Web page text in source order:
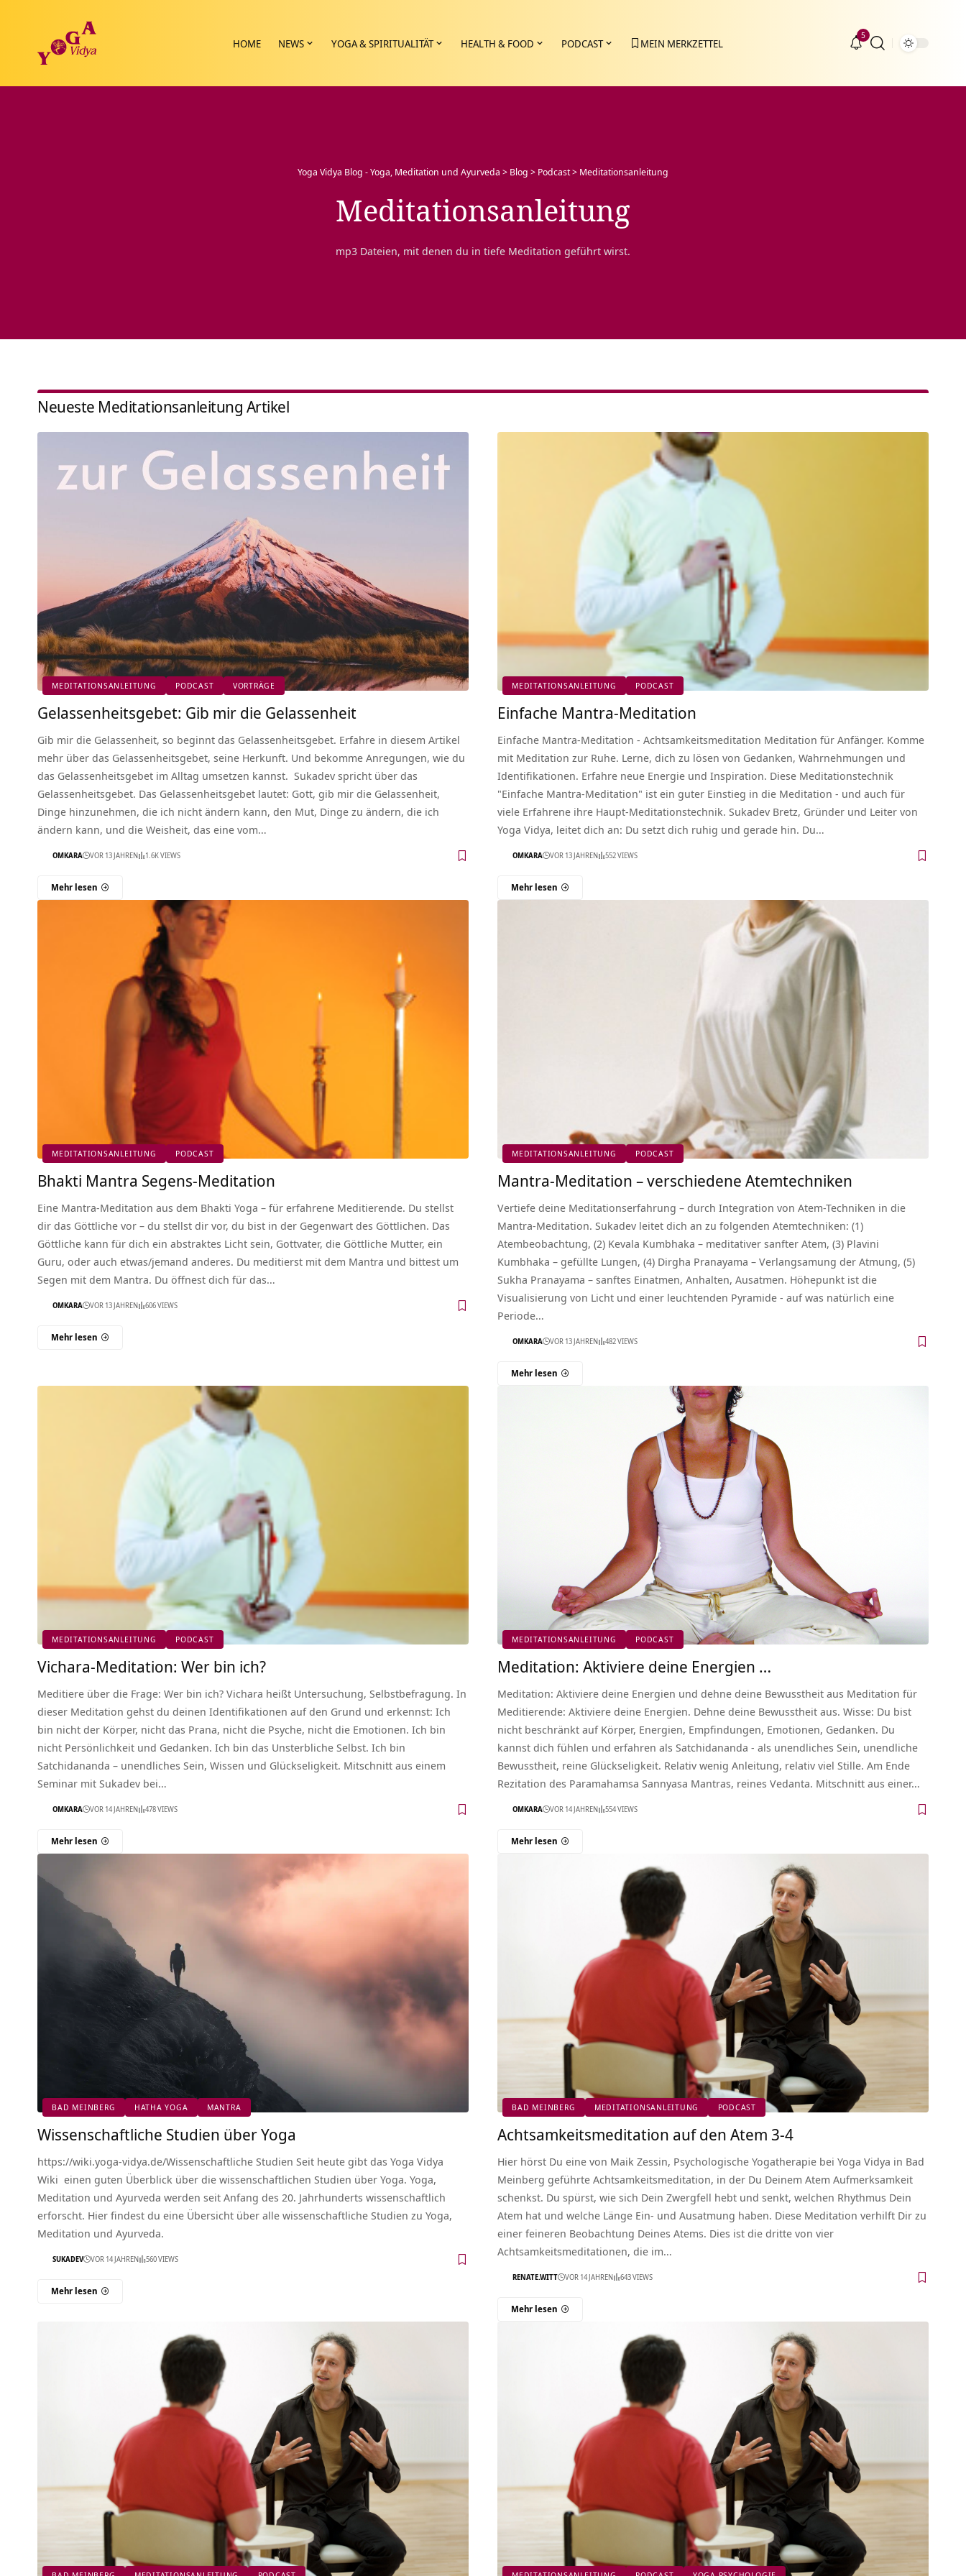
HOME NEWS YOGA & SPIRITUALITÄT HEALTH & FOOD PODCAST MEIN MERKZETTEL
5
Yoga Vidya Blog - Yoga, Meditation und Ayurveda > Blog > Podcast> Meditationsanleitung
Meditationsanleitung
mp3 Dateien, mit denen du in tiefe Meditation geführt wirst.
Neueste Meditationsanleitung Artikel
MEDITATIONSANLEITUNG PODCAST VORTRÄGE
Gelassenheitsgebet: Gib mir die Gelassenheit
Gib mir die Gelassenheit, so beginnt das Gelassenheitsgebet. Erfahre in diesem Artikel
mehr über das Gelassenheitsgebet, seine Herkunft. Und bekomme Anregungen, wie du
das Gelassenheitsgebet im Alltag umsetzen kannst. Sukadev spricht über das
Gelassenheitsgebet. Das Gelassenheitsgebet lautet: Gott, gib mir die Gelassenheit,
Dinge hinzunehmen, die ich nicht ändern kann, den Mut, Dinge zu ändern, die ich
ändern kann, und die Weisheit, das eine vom…
OMKARA VOR 13 JAHREN 1.6K VIEWS
Mehr lesen
MEDITATIONSANLEITUNG PODCAST
Einfache Mantra-Meditation
Einfache Mantra-Meditation - Achtsamkeitsmeditation Meditation für Anfänger. Komme
mit Meditation zur Ruhe. Lerne, dich zu lösen von Gedanken, Wahrnehmungen und
Identifikationen. Erfahre neue Energie und Inspiration. Diese Meditationstechnik
"Einfache Mantra-Meditation" ist ein guter Einstieg in die Meditation - und auch für
viele Erfahrene ihre Haupt-Meditationstechnik. Sukadev Bretz, Gründer und Leiter von
Yoga Vidya, leitet dich an: Du setzt dich ruhig und gerade hin. Du…
OMKARA VOR 13 JAHREN 552 VIEWS
Mehr lesen
MEDITATIONSANLEITUNG PODCAST
Bhakti Mantra Segens-Meditation
Eine Mantra-Meditation aus dem Bhakti Yoga – für erfahrene Meditierende. Du stellst
dir das Göttliche vor – du stellst dir vor, du bist in der Gegenwart des Göttlichen. Das
Göttliche kann für dich ein abstraktes Licht sein, Gottvater, die Göttliche Mutter, ein
Guru, oder auch etwas/jemand anderes. Du meditierst mit dem Mantra und bittest um
Segen mit dem Mantra. Du öffnest dich für das…
OMKARA VOR 13 JAHREN 606 VIEWS
Mehr lesen
MEDITATIONSANLEITUNG PODCAST
Mantra-Meditation – verschiedene Atemtechniken
Vertiefe deine Meditationserfahrung – durch Integration von Atem-Techniken in die
Mantra-Meditation. Sukadev leitet dich an zu folgenden Atemtechniken: (1)
Atembeobachtung, (2) Kevala Kumbhaka – meditativer sanfter Atem, (3) Plavini
Kumbhaka – gefüllte Lungen, (4) Dirgha Pranayama – Verlangsamung der Atmung, (5)
Sukha Pranayama – sanftes Einatmen, Anhalten, Ausatmen. Höhepunkt ist die
Visualisierung von Licht und einer leuchtenden Pyramide - auf was natürlich eine
Periode…
OMKARA VOR 13 JAHREN 482 VIEWS
Mehr lesen
MEDITATIONSANLEITUNG PODCAST
Vichara-Meditation: Wer bin ich?
Meditiere über die Frage: Wer bin ich? Vichara heißt Untersuchung, Selbstbefragung. In
dieser Meditation gehst du deinen Identifikationen auf den Grund und erkennst: Ich
bin nicht der Körper, nicht das Prana, nicht die Psyche, nicht die Emotionen. Ich bin
nicht Persönlichkeit und Gedanken. Ich bin das Unsterbliche Selbst. Ich bin
Satchidananda – unendliches Sein, Wissen und Glückseligkeit. Mitschnitt aus einem
Seminar mit Sukadev bei…
OMKARA VOR 14 JAHREN 478 VIEWS
Mehr lesen
MEDITATIONSANLEITUNG PODCAST
Meditation: Aktiviere deine Energien …
Meditation: Aktiviere deine Energien und dehne deine Bewusstheit aus Meditation für
Meditierende: Aktiviere deine Energien. Dehne deine Bewusstheit aus. Wisse: Du bist
nicht beschränkt auf Körper, Energien, Empfindungen, Emotionen, Gedanken. Du
kannst dich fühlen und erfahren als Satchidananda - als unendliches Sein, unendliche
Bewusstheit, reine Glückseligkeit. Relativ wenig Anleitung, relativ viel Stille. Am Ende
Rezitation des Paramahamsa Sannyasa Mantras, reines Vedanta. Mitschnitt aus einer…
OMKARA VOR 14 JAHREN 554 VIEWS
Mehr lesen
BAD MEINBERG HATHA YOGA MANTRA
Wissenschaftliche Studien über Yoga
https://wiki.yoga-vidya.de/Wissenschaftliche Studien Seit heute gibt das Yoga Vidya
Wiki einen guten Überblick über die wissenschaftlichen Studien über Yoga. Yoga,
Meditation und Ayurveda werden seit Anfang des 20. Jahrhunderts wissenschaftlich
erforscht. Hier findest du eine Übersicht über alle wissenschaftliche Studien zu Yoga,
Meditation und Ayurveda.
SUKADEV VOR 14 JAHREN 560 VIEWS
Mehr lesen
BAD MEINBERG MEDITATIONSANLEITUNG PODCAST
Achtsamkeitsmeditation auf den Atem 3-4
Hier hörst Du eine von Maik Zessin, Psychologische Yogatherapie bei Yoga Vidya in Bad
Meinberg geführte Achtsamkeitsmeditation, in der Du Deinem Atem Aufmerksamkeit
schenkst. Du spürst, wie sich Dein Zwergfell hebt und senkt, welchen Rhythmus Dein
Atem hat und welche Länge Ein- und Ausatmung haben. Diese Meditation verhilft Dir zu
einer feineren Beobachtung Deines Atems. Dies ist die dritte von vier
Achtsamkeitsmeditationen, die im…
RENATE.WITT VOR 14 JAHREN 643 VIEWS
Mehr lesen